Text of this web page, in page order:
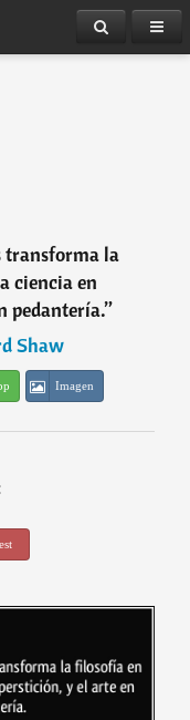
transforma la
ciencia en
pedantería.”
Shaw
Imagen